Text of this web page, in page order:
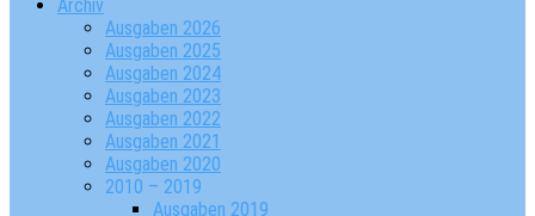
Archiv
Ausgaben 2026
Ausgaben 2025
Ausgaben 2024
Ausgaben 2023
Ausgaben 2022
Ausgaben 2021
Ausgaben 2020
2010 – 2019
Ausgaben 2019